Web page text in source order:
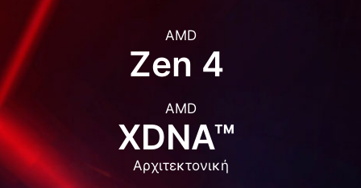
AMD
Zen 4
AMD
XDNA™
Αρχιτεκτονική